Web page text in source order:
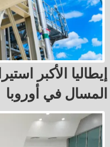
إيطاليا الأكبر
المسال في أوروبا